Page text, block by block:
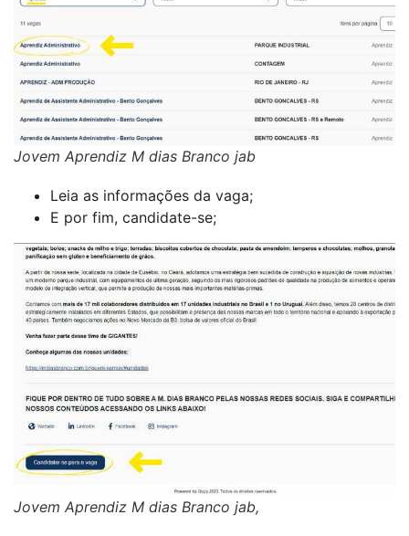
Jovem Aprendiz M dias Branco jab
Leia as informações da vaga;
E por fim, candidate-se;
Jovem Aprendiz M dias Branco jab,